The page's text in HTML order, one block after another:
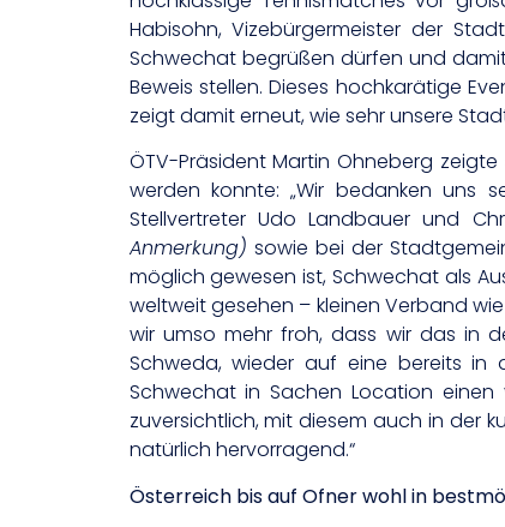
Habisohn, Vizebürgermeister der
Schwechat begrüßen dürfen und
Beweis stellen. Dieses hochkarätige
zeigt damit erneut, wie sehr unsere
ÖTV-Präsident Martin Ohneberg
werden konnte: „Wir bedanken uns
Stellvertreter Udo Landbauer und
Anmerkung) sowie bei der
möglich gewesen ist, Schwechat als
weltweit gesehen – kleinen Verband
wir umso mehr froh, dass wir das in
Schweda, wieder auf eine bereits in
Schwechat in Sachen Location
zuversichtlich, mit diesem auch in der
natürlich hervorragend.“
Österreich bis auf Ofner wohl in